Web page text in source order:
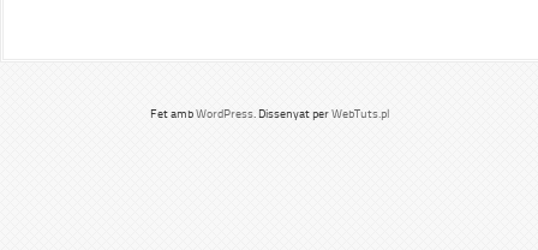
Fet ambWordPress. Dissenyat perWebTuts.pl